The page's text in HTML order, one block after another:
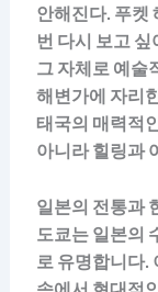
안해진다. 푸켓
번 다시 보고
그 자체로 예술
해변가에 자리
태국의 매력적
아니라 힐링과
일본의 전통과
도쿄는 일본의
로 유명합니다.